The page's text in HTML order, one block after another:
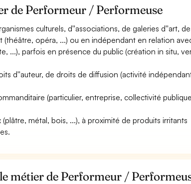
de Performeur / Performeuse
culturels, d''associations, de galeries d''art, de
opéra, ...) ou en indépendant en relation
...), parfois en présence du public (création in situ,
d''auteur, de droits de diffusion (activité
(particulier, entreprise, collectivité
métal, bois, ...), à proximité de produits irritants
métier de Performeur /